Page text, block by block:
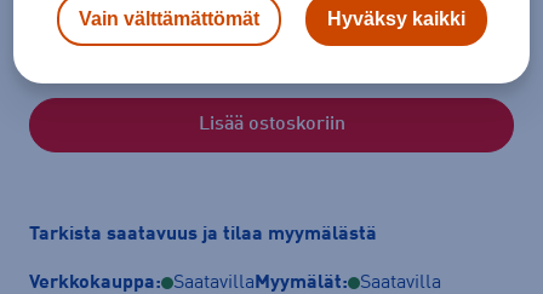
Kokotaulukko
Lisää ostoskoriin
Tarkista saatavuus ja tilaa myymälästä
Verkkokauppa: Saatavilla Myymälät: Saatavilla
Vain välttämättömät Hyväksy kaikki